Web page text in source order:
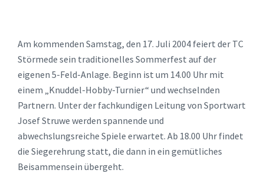
Am kommenden Samstag, den 17. Juli 2004 feiert der TC
Störmede sein traditionelles Sommerfest auf der
eigenen 5-Feld-Anlage. Beginn ist um 14.00 Uhr mit
einem „Knuddel-Hobby-Turnier“ und wechselnden
Partnern. Unter der fachkundigen Leitung von Sportwart
Josef Struwe werden spannende und
abwechslungsreiche Spiele erwartet. Ab 18.00 Uhr findet
die Siegerehrung statt, die dann in ein gemütliches
Beisammensein übergeht.